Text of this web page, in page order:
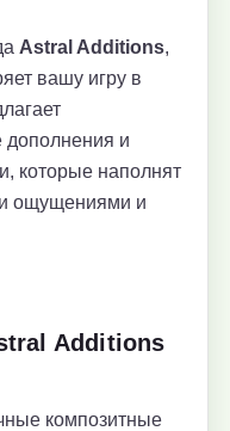
Astral Additions,
вашу игру в
дополнения и
которые наполнят
ощущениями и
Additions
композитные